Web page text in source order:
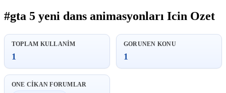
#gta 5 yeni dans animasyonları Icin Ozet
TOPLAM KULLANIM
1
GORUNEN KONU
1
ONE CIKAN FORUMLAR